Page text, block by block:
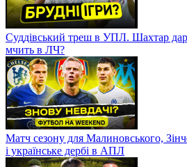
Суддівський треш в УПЛ. Шахтар
мчить в ЛЧ?
Матч сезону для Малиновського,
і українське дербі в АПЛ